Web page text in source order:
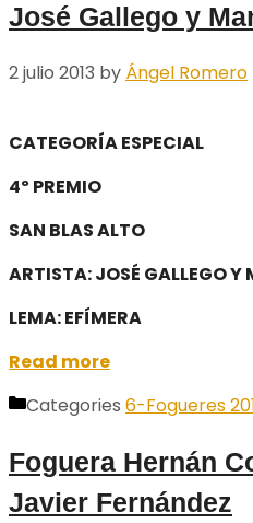
José Gallego y
2 julio 2013 by Ángel Romero
CATEGORÍA ESPECIAL
4º PREMIO
SAN BLAS ALTO
ARTISTA: JOSÉ GALLEGO Y
LEMA: EFÍMERA
Read more
Categories 6-Fogueres
Foguera Hernán
Javier Fernández